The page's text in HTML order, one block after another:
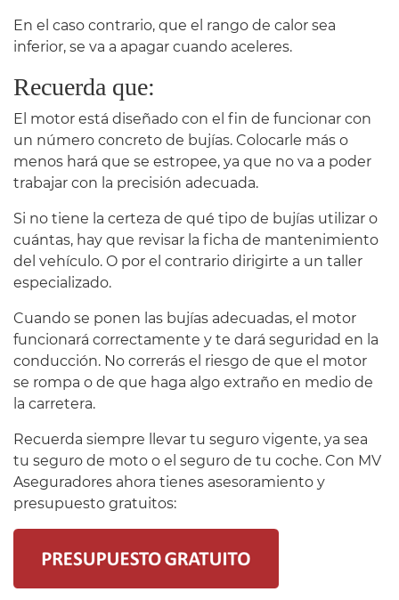
En el caso contrario, que el rango de calor sea
inferior, se va a apagar cuando aceleres.
Recuerda que:
El motor está diseñado con el fin de funcionar con
un número concreto de bujías. Colocarle más o
menos hará que se estropee, ya que no va a poder
trabajar con la precisión adecuada.
Si no tiene la certeza de qué tipo de bujías utilizar o
cuántas, hay que revisar la ficha de mantenimiento
del vehículo. O por el contrario dirigirte a un taller
especializado.
Cuando se ponen las bujías adecuadas, el motor
funcionará correctamente y te dará seguridad en la
conducción. No correrás el riesgo de que el motor
se rompa o de que haga algo extraño en medio de
la carretera.
Recuerda siempre llevar tu seguro vigente, ya sea
tu seguro de moto o el seguro de tu coche. Con MV
Aseguradores ahora tienes asesoramiento y
presupuesto gratuitos: